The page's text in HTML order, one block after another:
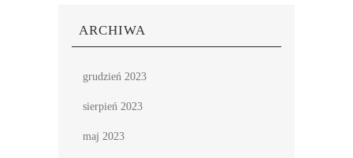
ARCHIWA
grudzień 2023
sierpień 2023
maj 2023